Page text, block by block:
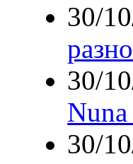
30/
30/
Nuna
30/